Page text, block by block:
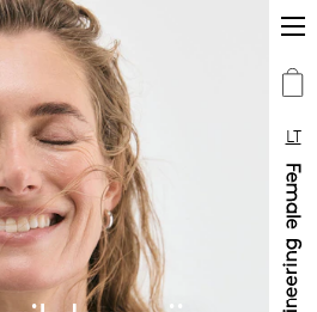
LT